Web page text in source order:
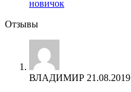
новичок
Отзывы
ВЛАДИМИР